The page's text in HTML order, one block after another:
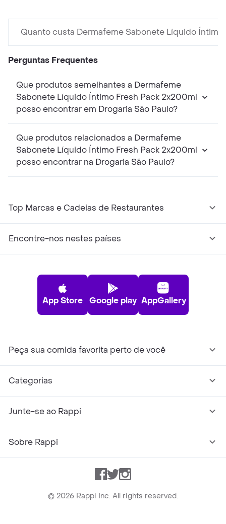
Quanto custa Dermafeme Sabonete Líquido
Perguntas Frequentes
Que produtos semelhantes a Dermafeme
Sabonete Líquido Íntimo Fresh Pack 2x200ml
posso encontrar em Drogaria São Paulo?
Que produtos relacionados a Dermafeme
Sabonete Líquido Íntimo Fresh Pack 2x200ml
posso encontrar na Drogaria São Paulo?
Top Marcas e Cadeias de Restaurantes
Encontre-nos nestes países
App Store Google play AppGallery
Peça sua comida favorita perto de você
Categorias
Junte-se ao Rappi
Sobre Rappi
Facebook
TwitterInstagram
© 2026 Rappi Inc. All rights reserved.